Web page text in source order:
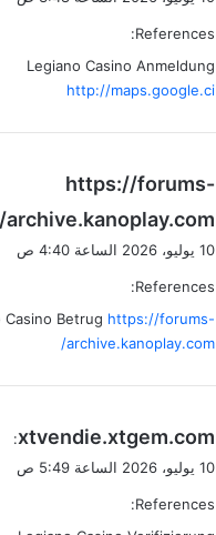
ل
References:
Legiano Casino Anmeldung
http://maps.google.ci
ي
و
ل
https://forums-
archive.kanoplay.com/
10 يوليو، 2026 الساعة 4:40 ص
References:
Casino Betrug https://forums-
archive.kanoplay.com/
ي
ق
ل
xtvendie.xtgem.com
:
10 يوليو، 2026 الساعة 5:49 ص
References: